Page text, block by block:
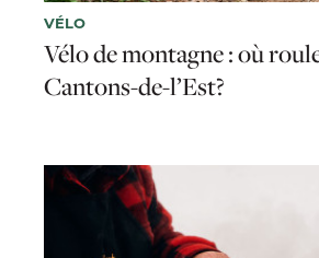
VÉLO
Vélo de montagne : où
Cantons-de-l’Est?